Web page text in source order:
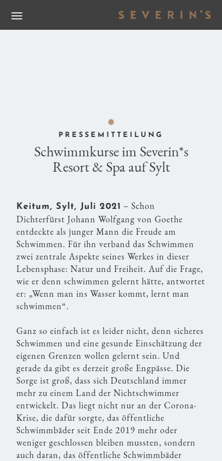
F
PRESSEMITTEILUNG
Schwimmkurse im Severin*s
Resort & Spa auf Sylt
Keitum, Sylt, Juli 2021 – Schon
Dichterfürst Johann Wolfgang von Goethe
entdeckte als junger Mann die Freude am
Schwimmen. Für ihn verband das Schwimmen
zwei zentrale Aspekte seines Werkes in dieser
Lebensphase: Natur und Freiheit. Auf die Frage,
wie er denn schwimmen gelernt hätte, antwortet
er: „Wenn man ins Wasser kommt, lernt man
schwimmen“.
Ganz so einfach ist es leider nicht, denn sicheres
Schwimmen und eine gesunde Einschätzung der
eigenen Grenzen wollen gelernt sein. Und
gerade da gibt es derzeit große Engpässe. Die
Sorge ist groß, dass sich Deutschland immer
mehr zu einem Land der Nichtschwimmer
entwickelt. Das liegt nicht nur an der Corona-
Krise, die dafür sorgte, das öffentliche
Schwimmbäder seit Ende 2019 mehr oder
weniger geschlossen bleiben mussten, sondern
auch daran, das öffentliche Schwimmbäder